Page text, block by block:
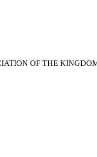
OF THE